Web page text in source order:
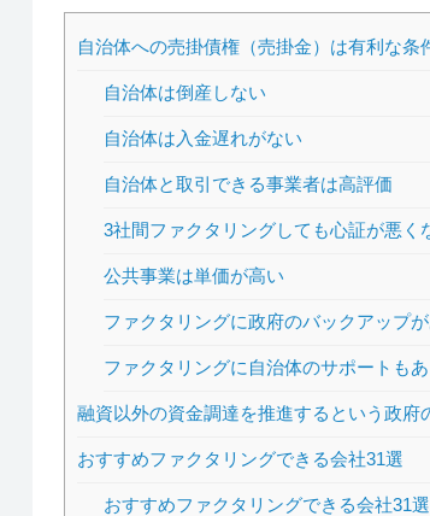
自治体への売掛債権（売掛金）は有利な条
自治体は倒産しない
自治体は入金遅れがない
自治体と取引できる事業者は高評価
3社間ファクタリングしても心証が悪く
公共事業は単価が高い
ファクタリングに政府のバックアップ
ファクタリングに自治体のサポートもあ
融資以外の資金調達を推進するという政府
おすすめファクタリングできる会社31選
おすすめファクタリングできる会社31